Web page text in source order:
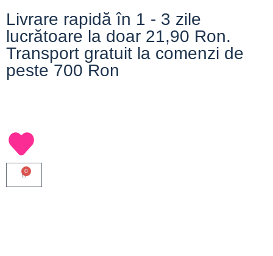
Livrare rapidă în 1 - 3 zile
lucrătoare la doar 21,90 Ron.
Transport gratuit la comenzi de
peste 700 Ron
0